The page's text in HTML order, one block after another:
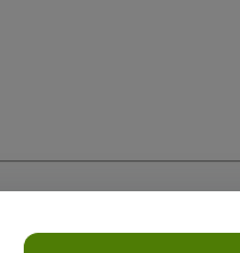
mobilne naprave